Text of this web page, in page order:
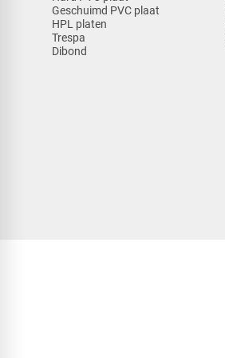
Geschuimd PVC plaat
HPL platen
Trespa
Dibond